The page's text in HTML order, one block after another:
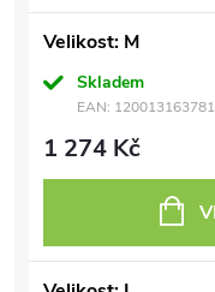
Velikost: M
Skladem
EAN:
1 274 Kč